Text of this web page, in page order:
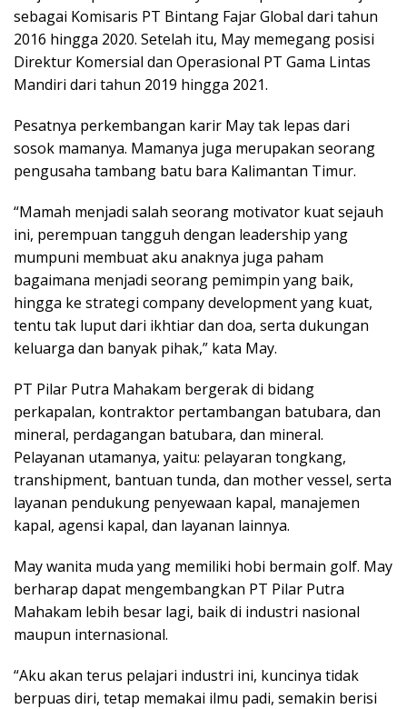
sebagai Komisaris PT Bintang Fajar Global dari tahun
2016 hingga 2020. Setelah itu, May memegang posisi
Direktur Komersial dan Operasional PT Gama Lintas
Mandiri dari tahun 2019 hingga 2021.
Pesatnya perkembangan karir May tak lepas dari
sosok mamanya. Mamanya juga merupakan seorang
pengusaha tambang batu bara Kalimantan Timur.
“Mamah menjadi salah seorang motivator kuat sejauh
ini, perempuan tangguh dengan leadership yang
mumpuni membuat aku anaknya juga paham
bagaimana menjadi seorang pemimpin yang baik,
hingga ke strategi company development yang kuat,
tentu tak luput dari ikhtiar dan doa, serta dukungan
keluarga dan banyak pihak,” kata May.
PT Pilar Putra Mahakam bergerak di bidang
perkapalan, kontraktor pertambangan batubara, dan
mineral, perdagangan batubara, dan mineral.
Pelayanan utamanya, yaitu: pelayaran tongkang,
transhipment, bantuan tunda, dan mother vessel, serta
layanan pendukung penyewaan kapal, manajemen
kapal, agensi kapal, dan layanan lainnya.
May wanita muda yang memiliki hobi bermain golf. May
berharap dapat mengembangkan PT Pilar Putra
Mahakam lebih besar lagi, baik di industri nasional
maupun internasional.
“Aku akan terus pelajari industri ini, kuncinya tidak
berpuas diri, tetap memakai ilmu padi, semakin berisi